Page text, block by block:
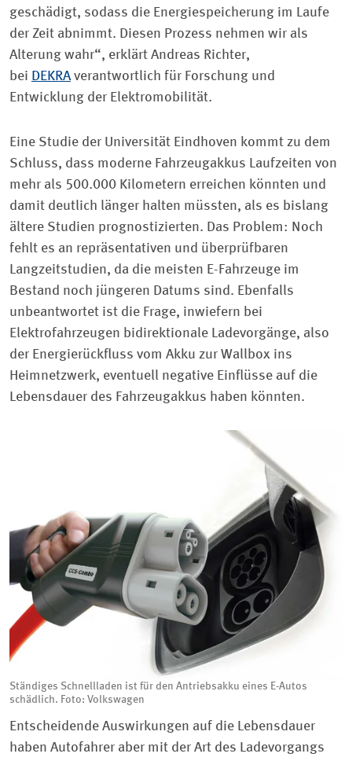
geschädigt, sodass die Energiespeicherung im Laufe
der Zeit abnimmt. Diesen Prozess nehmen wir als
Alterung wahr“, erklärt Andreas Richter,
bei DEKRAverantwortlich für Forschung und
Entwicklung der Elektromobilität.
Eine Studie der Universität Eindhoven kommt zu dem
Schluss, dass moderne Fahrzeugakkus Laufzeiten von
mehr als 500.000 Kilometern erreichen könnten und
damit deutlich länger halten müssten, als es bislang
ältere Studien prognostizierten. Das Problem: Noch
fehlt es an repräsentativen und überprüfbaren
Langzeitstudien, da die meisten E-Fahrzeuge im
Bestand noch jüngeren Datums sind. Ebenfalls
unbeantwortet ist die Frage, inwiefern bei
Elektrofahrzeugen bidirektionale Ladevorgänge, also
der Energierückfluss vom Akku zur Wallbox ins
Heimnetzwerk, eventuell negative Einflüsse auf die
Lebensdauer des Fahrzeugakkus haben könnten.
Ständiges Schnellladen ist für den Antriebsakku eines E-Autos
schädlich. Foto: Volkswagen
Entscheidende Auswirkungen auf die Lebensdauer
haben Autofahrer aber mit der Art des Ladevorgangs